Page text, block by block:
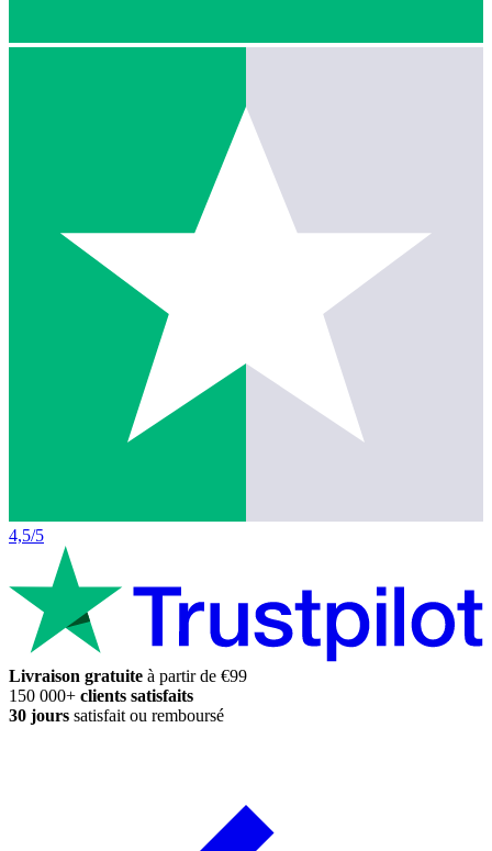
4,5/5
Livraison gratuite à partir de €99
150 000+ clients satisfaits
30 jours satisfait ou remboursé